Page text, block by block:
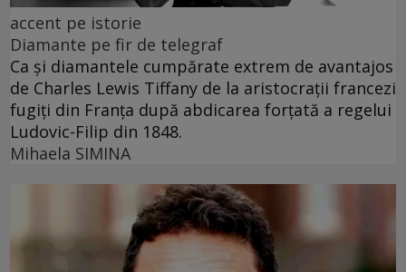
accent pe istorie
Diamante pe fir de telegraf
Ca și diamantele cumpărate extrem de avantajos
de Charles Lewis Tiffany de la aristocrații francezi
fugiți din Franța după abdicarea forțată a regelui
Ludovic-Filip din 1848.
Mihaela SIMINA